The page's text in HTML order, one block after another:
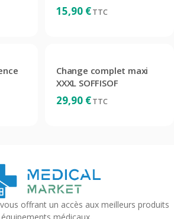
15,90 €TTC
Change complet maxi
XXXL SOFFISOF
29,90 €TTC
offrant un accès aux meilleurs produits